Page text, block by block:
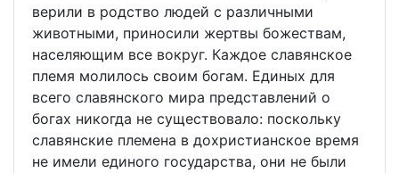
верили в родство людей с различными
животными, приносили жертвы божествам,
населяющим все вокруг. Каждое славянское
племя молилось своим богам. Единых для
всего славянского мира представлений о
богах никогда не существовало: поскольку
славянские племена в дохристианское время
не имели единого государства, они не были